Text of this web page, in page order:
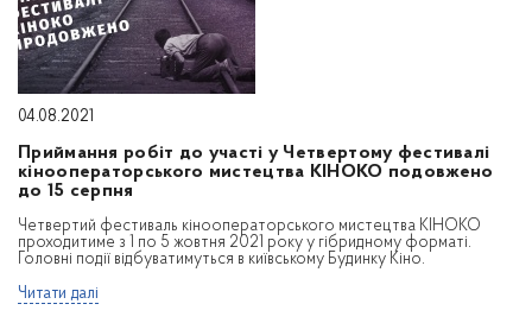
04.08.2021
Приймання робіт до участі у Четвертому фестивалі
кінооператорського мистецтва КІНОКО подовжено
до 15 серпня
Четвертий фестиваль кінооператорського мистецтва КІНОКО
проходитиме з 1 по 5 жовтня 2021 року у гібридному форматі.
Головні події відбуватимуться в київському Будинку Кіно.
Читати далі